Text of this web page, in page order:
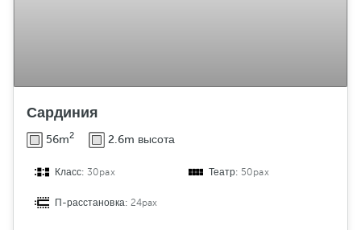
Сардиния
56m2 2.6m высота
Класс:30pax Театр: 50pax
П-расстановка: 24pax